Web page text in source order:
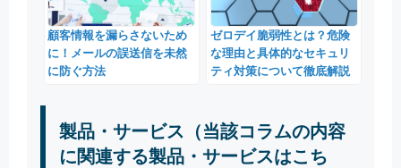
顧客情報を漏らさないため
に！メールの誤送信を未然
に防ぐ方法
ゼロデイ脆弱性とは？危険
な理由と具体的なセキュリ
ティ対策について徹底解説
製品・サービス（当該コラムの内容
に関連する製品・サービスはこち